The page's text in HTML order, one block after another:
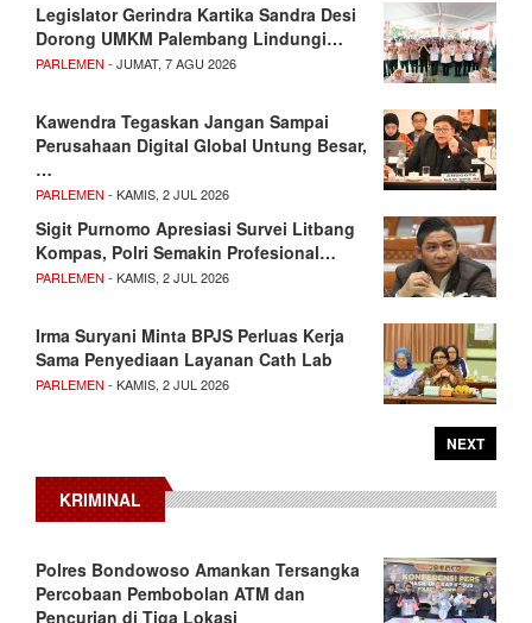
Legislator Gerindra Kartika Sandra Desi
Dorong UMKM Palembang Lindungi…
PARLEMEN - JUMAT, 7 AGU 2026
Kawendra Tegaskan Jangan Sampai
Perusahaan Digital Global Untung Besar,
…
PARLEMEN - KAMIS, 2 JUL 2026
Sigit Purnomo Apresiasi Survei Litbang
Kompas, Polri Semakin Profesional…
PARLEMEN - KAMIS, 2 JUL 2026
Irma Suryani Minta BPJS Perluas Kerja
Sama Penyediaan Layanan Cath Lab
PARLEMEN - KAMIS, 2 JUL 2026
NEXT
KRIMINAL
Polres Bondowoso Amankan Tersangka
Percobaan Pembobolan ATM dan
Pencurian di Tiga Lokasi